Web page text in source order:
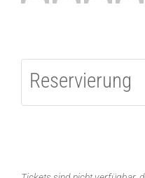
Reservierung